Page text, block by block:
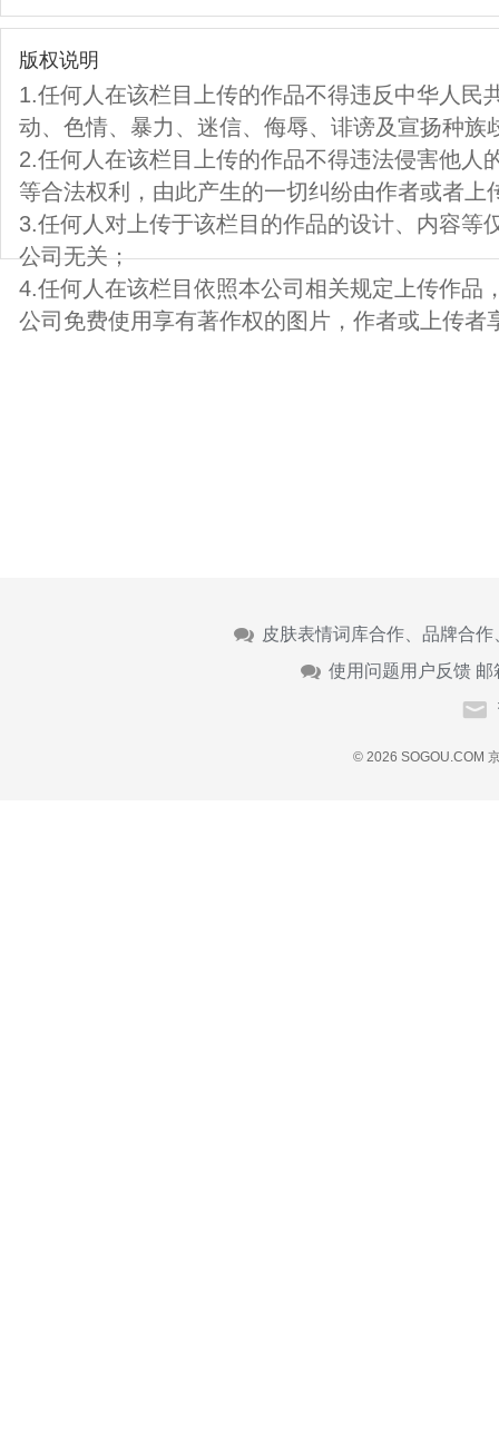
版权说明
1.任何人在该栏目上传的作品不得违反中华人民
动、色情、暴力、迷信、侮辱、诽谤及宣扬种族
2.任何人在该栏目上传的作品不得违法侵害他人
等合法权利，由此产生的一切纠纷由作者或者上
3.任何人对上传于该栏目的作品的设计、内容等
公司无关；
4.任何人在该栏目依照本公司相关规定上传作品
公司免费使用享有著作权的图片，作者或上传者
皮肤表情词库合作、品牌合
使用问题用户反馈 邮
© 2026 SOGOU.COM